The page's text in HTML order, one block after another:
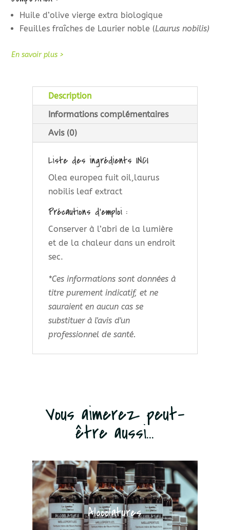
Huile d’olive vierge extra biologique
Feuilles fraîches de Laurier noble (Laurus nobilis)
En savoir plus >
Description
Informations complémentaires
Avis (0)
Liste des ingrédients INCI
Olea europea fuit oil,laurus
nobilis leaf extract
Précautions d’emploi :
Conserver à l’abri de la lumière
et de la chaleur dans un endroit
sec.
*Ces informations sont données à
titre purement indicatif, et ne
sauraient en aucun cas se
substituer à l'avis d'un
professionnel de santé.
Vous aimerez peut-
être aussi...
Alcoolatures